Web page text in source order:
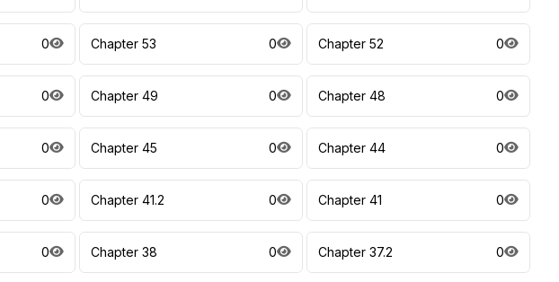
0 Chapter 53 0 Chapter 52 0
0 Chapter 49 0 Chapter 48 0
0 Chapter 45 0 Chapter 44 0
0 Chapter 41.2 0 Chapter 41 0
0 Chapter 38 0 Chapter 37.2 0